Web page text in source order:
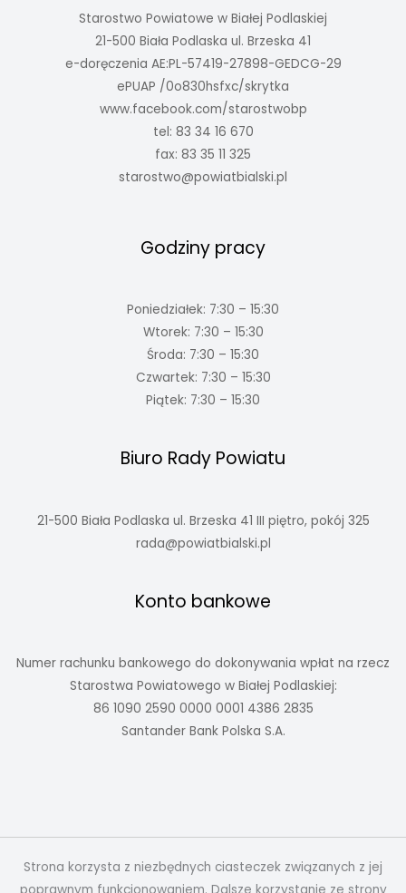
Starostwo Powiatowe w Białej Podlaskiej
21-500 Biała Podlaska ul. Brzeska 41
e-doręczenia AE:PL-57419-27898-GEDCG-29
ePUAP /0o830hsfxc/skrytka
www.facebook.com/starostwobp
tel: 83 34 16 670
fax: 83 35 11 325
starostwo@powiatbialski.pl
Godziny pracy
Poniedziałek: 7:30 – 15:30
Wtorek: 7:30 – 15:30
Środa: 7:30 – 15:30
Czwartek: 7:30 – 15:30
Piątek: 7:30 – 15:30
Biuro Rady Powiatu
21-500 Biała Podlaska ul. Brzeska 41 III piętro, pokój 325
rada@powiatbialski.pl
Konto bankowe
Numer rachunku bankowego do dokonywania wpłat na rzecz
Starostwa Powiatowego w Białej Podlaskiej:
86 1090 2590 0000 0001 4386 2835
Santander Bank Polska S.A.
Strona korzysta z niezbędnych ciasteczek związanych z jej